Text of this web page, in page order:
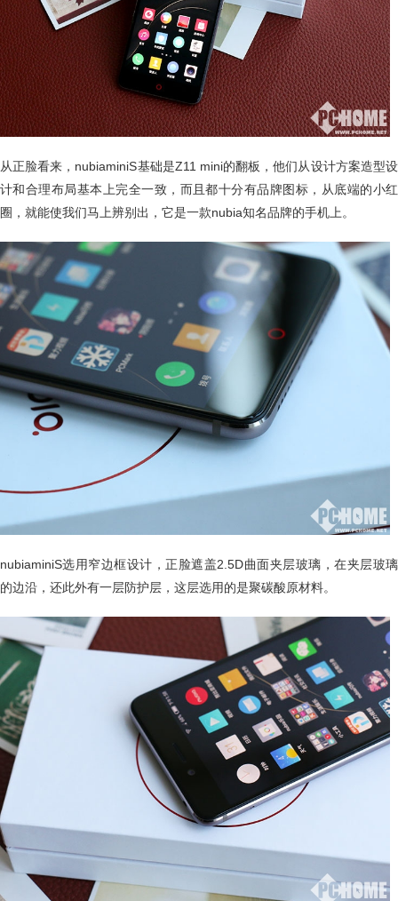
从正脸看来，nubiaminiS基础是Z11 mini的翻板，他们从设计方案造型设
计和合理布局基本上完全一致，而且都十分有品牌图标，从底端的小红
圈，就能使我们马上辨别出，它是一款nubia知名品牌的手机上。
nubiaminiS选用窄边框设计，正脸遮盖2.5D曲面夹层玻璃，在夹层玻璃
的边沿，还此外有一层防护层，这层选用的是聚碳酸原材料。